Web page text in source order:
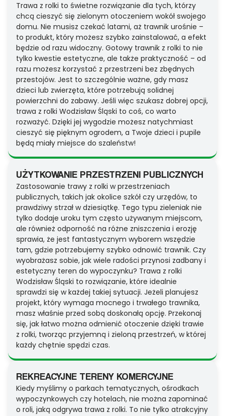
Trawa z rolki to świetne rozwiązanie dla tych, którzy
chcą cieszyć się zielonym otoczeniem wokół swojego
domu. Nie musisz czekać latami, aż trawnik urośnie –
to produkt, który możesz szybko zainstalować, a efekt
będzie od razu widoczny. Gotowy trawnik z rolki to nie
tylko kwestie estetyczne, ale także praktyczność – od
razu możesz korzystać z przestrzeni bez zbędnych
przestojów. Jest to szczególnie ważne, gdy masz
dzieci lub zwierzęta, które potrzebują solidnej
powierzchni do zabawy. Jeśli więc szukasz dobrej opcji,
trawa z rolki Wodzisław Śląski to coś, co warto
rozważyć. Dzięki jej wygodzie możesz natychmiast
cieszyć się pięknym ogrodem, a Twoje dzieci i pupile
będą miały miejsce do szaleństw!
UŻYTKOWANIE PRZESTRZENI PUBLICZNYCH
Zastosowanie trawy z rolki w przestrzeniach
publicznych, takich jak okolice szkół czy urzędów, to
prawdziwy strzał w dziesiątkę. Tego typu zieleniak nie
tylko dodaje uroku tym często używanym miejscom,
ale również odporność na różne zniszczenia i erozję
sprawia, że jest fantastycznym wyborem wszędzie
tam, gdzie potrzebujemy szybko odnowić trawnik. Czy
wyobrażasz sobie, jak wiele radości przynosi zadbany i
estetyczny teren do wypoczynku? Trawa z rolki
Wodzisław Śląski to rozwiązanie, które idealnie
sprawdzi się w każdej takiej sytuacji. Jeżeli planujesz
projekt, który wymaga mocnego i trwałego trawnika,
masz właśnie przed sobą doskonałą opcję. Przekonaj
się, jak łatwo można odmienić otoczenie dzięki trawie
z rolki, tworząc przyjemną i zieloną przestrzeń, w której
każdy chętnie spędzi czas.
REKREACYJNE TERENY KOMERCYJNE
Kiedy myślimy o parkach tematycznych, ośrodkach
wypoczynkowych czy hotelach, nie można zapominać
o roli, jaką odgrywa trawa z rolki. To nie tylko atrakcyjny